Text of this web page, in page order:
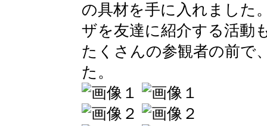
の具材を手に入れました
ザを友達に紹介する活動
たくさんの参観者の前で
た。